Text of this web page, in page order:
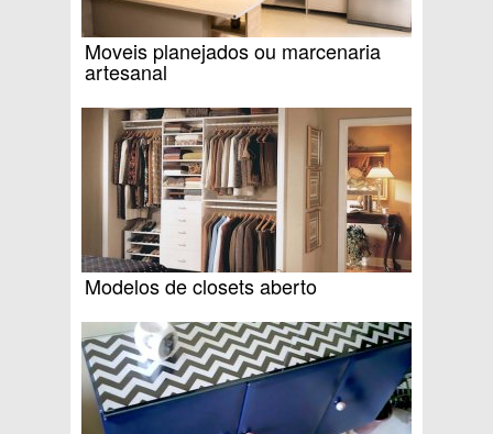
Moveis planejados ou marcenaria
artesanal
Modelos de closets aberto